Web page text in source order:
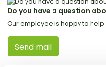
Do you have a question
Our employee is happy to
Send mail